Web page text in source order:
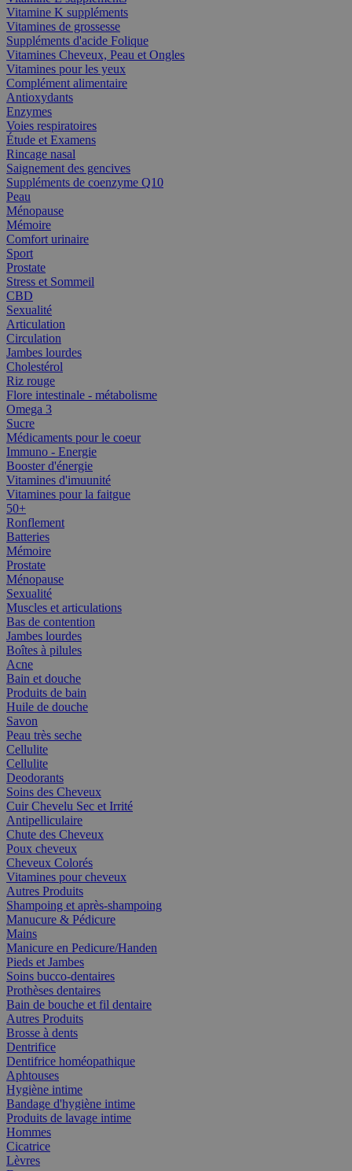
Vitamine K suppléments
Vitamines de grossesse
Suppléments d'acide Folique
Vitamines Cheveux, Peau et Ongles
Vitamines pour les yeux
Complément alimentaire
Antioxydants
Enzymes
Voies respiratoires
Étude et Examens
Rincage nasal
Saignement des gencives
Suppléments de coenzyme Q10
Peau
Ménopause
Mémoire
Comfort urinaire
Sport
Prostate
Stress et Sommeil
CBD
Sexualité
Articulation
Circulation
Jambes lourdes
Cholestérol
Riz rouge
Flore intestinale - métabolisme
Omega 3
Sucre
Médicaments pour le coeur
Immuno - Energie
Booster d'énergie
Vitamines d'imuunité
Vitamines pour la faitgue
50+
Ronflement
Batteries
Mémoire
Prostate
Ménopause
Sexualité
Muscles et articulations
Bas de contention
Jambes lourdes
Boîtes à pilules
Acne
Bain et douche
Produits de bain
Huile de douche
Savon
Peau très seche
Cellulite
Cellulite
Deodorants
Soins des Cheveux
Cuir Chevelu Sec et Irrité
Antipelliculaire
Chute des Cheveux
Poux cheveux
Cheveux Colorés
Vitamines pour cheveux
Autres Produits
Shampoing et après-shampoing
Manucure & Pédicure
Mains
Manicure en Pedicure/Handen
Pieds et Jambes
Soins bucco-dentaires
Prothèses dentaires
Bain de bouche et fil dentaire
Autres Produits
Brosse à dents
Dentrifice
Dentifrice homéopathique
Aphtouses
Hygiène intime
Bandage d'hygiène intime
Produits de lavage intime
Hommes
Cicatrice
Lèvres